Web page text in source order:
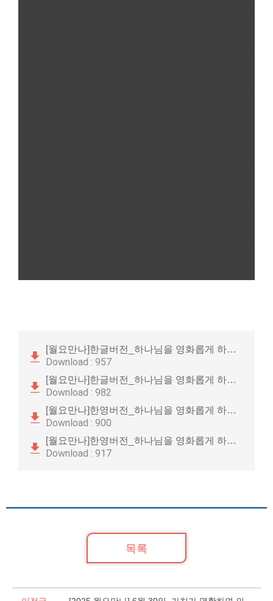
[월요만나]한글버전_하나님을 영화롭게 하면
서 비즈니스 운영하기_25062…
Download : 957
[월요만나]한글버전_하나님을 영화롭게 하면
서 비즈니스 운영하기_25062…
Download : 982
[월요만나]한영버전_하나님을 영화롭게 하면
서 비즈니스 운영하기_25062…
Download : 900
[월요만나]한영버전_하나님을 영화롭게 하면
서 비즈니스 운영하기_25062…
Download : 917
목록